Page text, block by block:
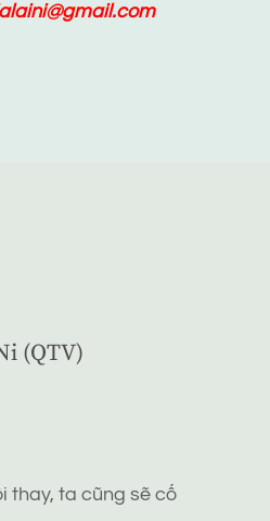
(QTV)
thay, ta cũng sẽ cố